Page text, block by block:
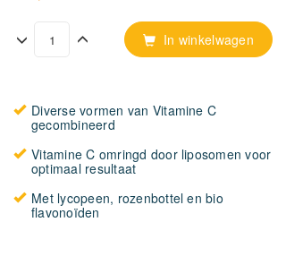
In winkelwagen
Diverse vormen van Vitamine C
gecombineerd
Vitamine C omringd door liposomen voor
optimaal resultaat
Met lycopeen, rozenbottel en bio
flavonoïden